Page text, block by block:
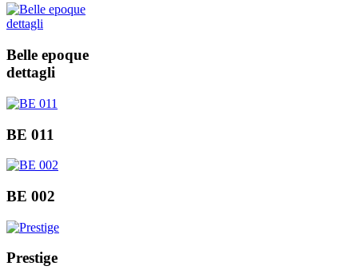
Belle epoque
dettagli
BE 011
BE 002
Prestige